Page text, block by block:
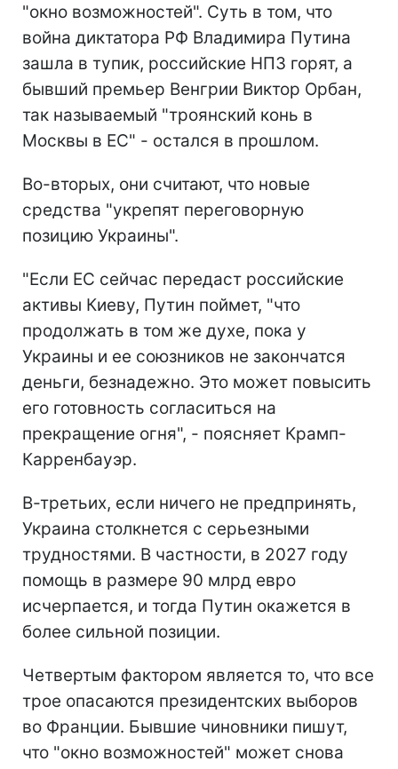
"окно возможностей". Суть в том, что
война диктатора РФ Владимира Путина
зашла в тупик, российские НПЗ горят, а
бывший премьер Венгрии Виктор Орбан,
так называемый "троянский конь в
Москвы в ЕС" - остался в прошлом.
Во-вторых, они считают, что новые
средства "укрепят переговорную
позицию Украины".
"Если ЕС сейчас передаст российские
активы Киеву, Путин поймет, "что
продолжать в том же духе, пока у
Украины и ее союзников не закончатся
деньги, безнадежно. Это может повысить
его готовность согласиться на
прекращение огня", - поясняет Крамп-
Карренбауэр.
В-третьих, если ничего не предпринять,
Украина столкнется с серьезными
трудностями. В частности, в 2027 году
помощь в размере 90 млрд евро
исчерпается, и тогда Путин окажется в
более сильной позиции.
Четвертым фактором является то, что все
трое опасаются президентских выборов
во Франции. Бывшие чиновники пишут,
что "окно возможностей" может снова